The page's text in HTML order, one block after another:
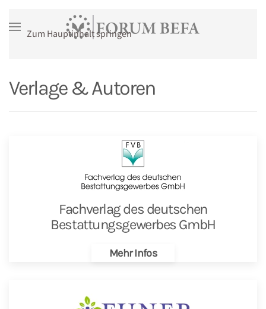
Zum Hauptinhalt springen
Verlage & Autoren
Fachverlag des deutschen
Bestattungsgewerbes GmbH
Mehr Infos